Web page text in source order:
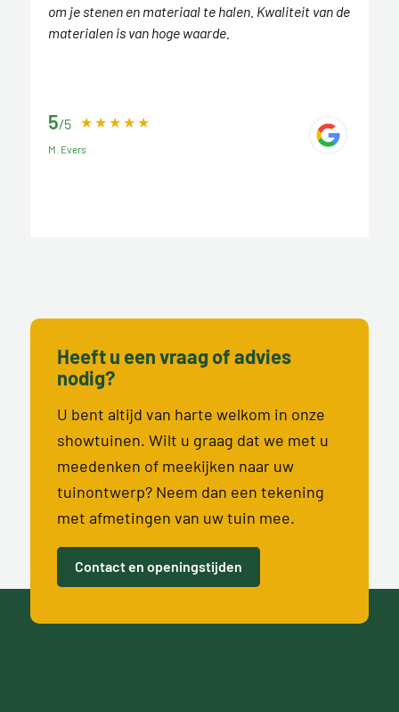
om je stenen en materiaal te halen. Kwaliteit van de
materialen is van hoge waarde.
5/5
M. Evers
Heeft u een vraag of advies
nodig?
U bent altijd van harte welkom in onze
showtuinen. Wilt u graag dat we met u
meedenken of meekijken naar uw
tuinontwerp? Neem dan een tekening
met afmetingen van uw tuin mee.
Contact en openingstijden